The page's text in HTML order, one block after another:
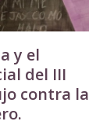
y el
del III
contra la